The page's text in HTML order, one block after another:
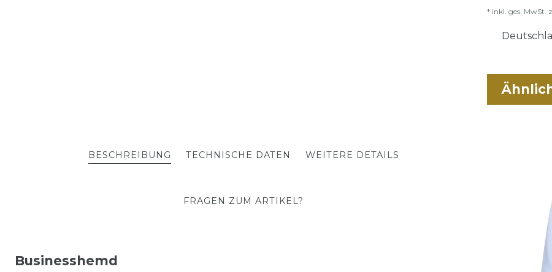
* inkl. ges. MwSt.
BESCHREIBUNG TECHNISCHE DATEN WEITERE DETAILS
FRAGEN ZUM ARTIKEL?
Businesshemd